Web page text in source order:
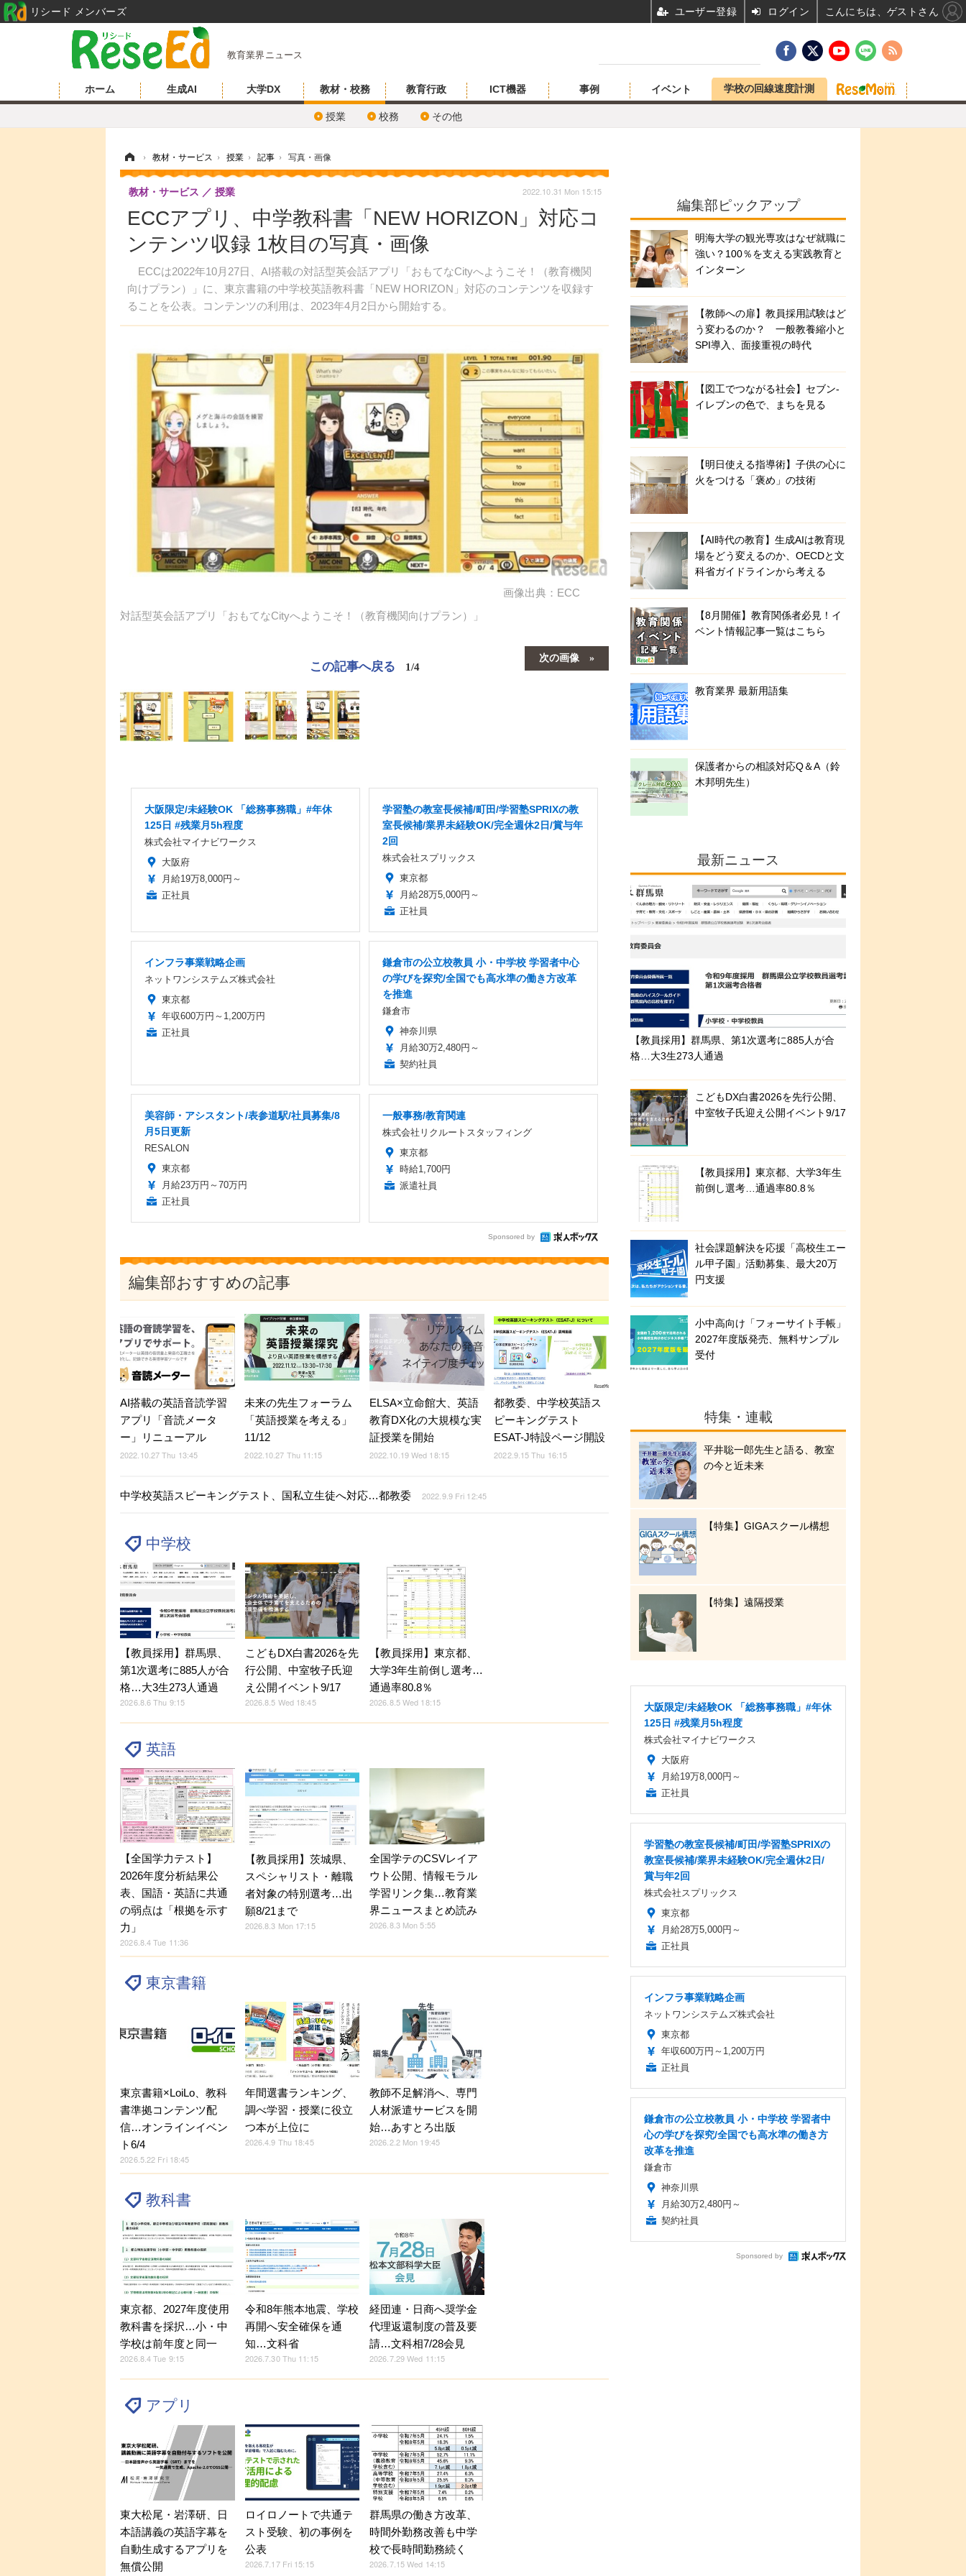
教育業界ニュース
ホーム 生成AI 大学DX 教材・校務
授業 校務 その他
教育行政 ICT機器 事例 イベント 学校の回線速度計測
› 教材・サービス › 授業 › 記事 › 写真・画像
ECCアプリ、中学教科書「NEW HORIZON」対応コ
ンテンツ収録 1枚目の写真・画像
ECCは2022年10月27日、AI搭載の対話型英会話アプリ「おもてなCityへようこそ！（教育機関
向けプラン）」に、東京書籍の中学校英語教科書「NEW HORIZON」対応のコンテンツを収録す
ることを公表。コンテンツの利用は、2023年4月2日から開始する。
教材・サービス 授業 2022.10.31 Mon 15:15
画像出典：ECC
対話型英会話アプリ「おもてなCityへようこそ！（教育機関向けプラン）」
次の画像
この記事へ戻る 1/4
大阪限定/未経験OK 「総務事務職」#年休
125日 #残業月5h程度
株式会社マイナビワークス
大阪府
月給19万8,000円～
正社員
学習塾の教室長候補/町田/学習塾SPRIXの教
室長候補/業界未経験OK/完全週休2日/賞与年
2回
株式会社スプリックス
東京都
月給28万5,000円～
正社員
インフラ事業戦略企画
ネットワンシステムズ株式会社
東京都
年収600万円～1,200万円
正社員
鎌倉市の公立校教員 小・中学校 学習者中心
の学びを探究/全国でも高水準の働き方改革
を推進
鎌倉市
神奈川県
月給30万2,480円～
契約社員
美容師・アシスタント/表参道駅/社員募集/8
月5日更新
RESALON
東京都
月給23万円～70万円
正社員
一般事務/教育関連
株式会社リクルートスタッフィング
東京都
時給1,700円
派遣社員
Sponsored by
編集部おすすめの記事
AI搭載の英語音読学習
アプリ「音読メータ
ー」リニューアル
2022.10.27 Thu 13:45
未来の先生フォーラム
「英語授業を考える」
11/12
2022.10.27 Thu 11:15
ELSA×立命館大、英語
教育DX化の大規模な実
証授業を開始
2022.10.19 Wed 18:15
都教委、中学校英語ス
ピーキングテスト
ESAT-J特設ページ開設
2022.9.15 Thu 16:15
中学校英語スピーキングテスト、国私立生徒へ対応…都教委 2022.9.9 Fri 12:45
中学校
【教員採用】群馬県、
第1次選考に885人が合
格…大3生273人通過
2026.8.6 Thu 9:15
こどもDX白書2026を先
行公開、中室牧子氏迎
え公開イベント9/17
2026.8.5 Wed 18:45
【教員採用】東京都、
大学3年生前倒し選考…
通過率80.8％
2026.8.5 Wed 18:15
英語
【全国学力テスト】
2026年度分析結果公
表、国語・英語に共通
の弱点は「根拠を示す
力」
2026.8.4 Tue 11:36
【教員採用】茨城県、
スペシャリスト・離職
者対象の特別選考…出
願8/21まで
2026.8.3 Mon 17:15
全国学テのCSVレイア
ウト公開、情報モラル
学習リンク集…教育業
界ニュースまとめ読み
2026.8.3 Mon 5:55
東京書籍
東京書籍×LoiLo、教科
書準拠コンテンツ配
信…オンラインイベン
ト6/4
2026.5.22 Fri 18:45
年間選書ランキング、
調べ学習・授業に役立
つ本が上位に
2026.4.9 Thu 18:45
教師不足解消へ、専門
人材派遣サービスを開
始…あすとろ出版
2026.2.2 Mon 19:45
教科書
東京都、2027年度使用
教科書を採択…小・中
学校は前年度と同一
2026.8.4 Tue 9:15
令和8年熊本地震、学校
再開へ安全確保を通
知…文科省
2026.7.30 Thu 11:15
経団連・日商へ奨学金
代理返還制度の普及要
請…文科相7/28会見
2026.7.29 Wed 11:15
アプリ
東大松尾・岩澤研、日
本語講義の英語字幕を
自動生成するアプリを
無償公開
ロイロノートで共通テ
スト受験、初の事例を
公表
2026.7.17 Fri 15:15
群馬県の働き方改革、
時間外勤務改善も中学
校で長時間勤務続く
2026.7.15 Wed 14:15
編集部ピックアップ
明海大学の観光専攻はなぜ就職に
強い？100％を支える実践教育と
インターン
【教師への扉】教員採用試験はど
う変わるのか？ 一般教養縮小と
SPI導入、面接重視の時代
【図工でつながる社会】セブン‐
イレブンの色で、まちを見る
【明日使える指導術】子供の心に
火をつける「褒め」の技術
【AI時代の教育】生成AIは教育現
場をどう変えるのか、OECDと文
科省ガイドラインから考える
【8月開催】教育関係者必見！イ
ベント情報記事一覧はこちら
教育業界 最新用語集
保護者からの相談対応Q＆A（鈴
木邦明先生）
最新ニュース
【教員採用】群馬県、第1次選考に885人が合
格…大3生273人通過
こどもDX白書2026を先行公開、
中室牧子氏迎え公開イベント9/17
【教員採用】東京都、大学3年生
前倒し選考…通過率80.8％
社会課題解決を応援「高校生エー
ル甲子園」活動募集、最大20万
円支援
小中高向け「フォーサイト手帳」
2027年度版発売、無料サンプル
受付
特集・連載
平井聡一郎先生と語る、教室
の今と近未来
【特集】GIGAスクール構想
【特集】遠隔授業
大阪限定/未経験OK 「総務事務職」#年休
125日 #残業月5h程度
株式会社マイナビワークス
大阪府
月給19万8,000円～
正社員
学習塾の教室長候補/町田/学習塾SPRIXの
教室長候補/業界未経験OK/完全週休2日/
賞与年2回
株式会社スプリックス
東京都
月給28万5,000円～
正社員
インフラ事業戦略企画
ネットワンシステムズ株式会社
東京都
年収600万円～1,200万円
正社員
鎌倉市の公立校教員 小・中学校 学習者中
心の学びを探究/全国でも高水準の働き方
改革を推進
鎌倉市
神奈川県
月給30万2,480円～
契約社員
Sponsored by
リシード メンバーズ ユーザー登録 ログイン こんにちは、ゲストさん